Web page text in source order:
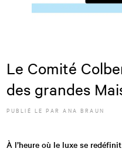
Le Comité
des grandes
PUBLIÉ LEPARANA BRAUN
À l’heure où le luxe se